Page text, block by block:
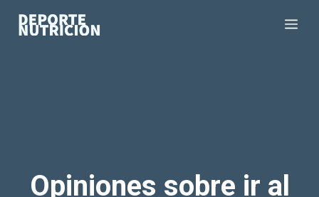
Opiniones sobre ir al